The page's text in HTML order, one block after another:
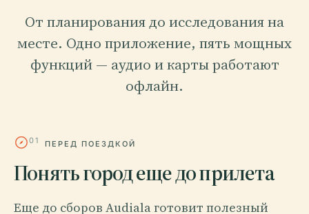
От планирования до исследования на
месте. Одно приложение, пять мощных
функций — аудио и карты работают
офлайн.
01 ПЕРЕД ПОЕЗДКОЙ
Понять город еще до прилета
Еще до сборов Audiala готовит полезный